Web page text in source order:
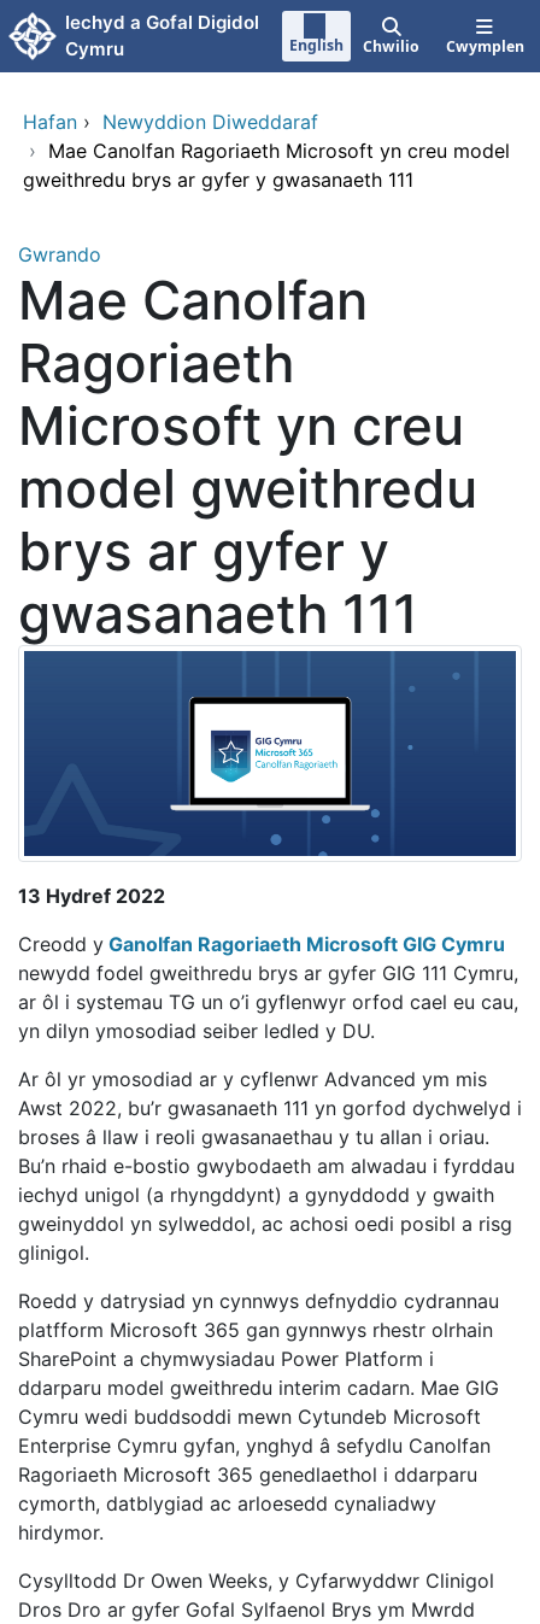
Neidio i'r prif gynnwy
Iechyd a Gofal Digidol
Cymru
English Chwilio Cwymplen
Hafan › Newyddion Diweddaraf
› Mae Canolfan Ragoriaeth Microsoft yn creu model
gweithredu brys ar gyfer y gwasanaeth 111
Gwrando
Mae Canolfan
Ragoriaeth
Microsoft yn creu
model gweithredu
brys ar gyfer y
gwasanaeth 111
13 Hydref 2022
Creodd y Ganolfan Ragoriaeth Microsoft GIG Cymru
newydd fodel gweithredu brys ar gyfer GIG 111 Cymru,
ar ôl i systemau TG un o’i gyflenwyr orfod cael eu cau,
yn dilyn ymosodiad seiber ledled y DU.
Ar ôl yr ymosodiad ar y cyflenwr Advanced ym mis
Awst 2022, bu’r gwasanaeth 111 yn gorfod dychwelyd i
broses â llaw i reoli gwasanaethau y tu allan i oriau.
Bu’n rhaid e-bostio gwybodaeth am alwadau i fyrddau
iechyd unigol (a rhyngddynt) a gynyddodd y gwaith
gweinyddol yn sylweddol, ac achosi oedi posibl a risg
glinigol.
Roedd y datrysiad yn cynnwys defnyddio cydrannau
platfform Microsoft 365 gan gynnwys rhestr olrhain
SharePoint a chymwysiadau Power Platform i
ddarparu model gweithredu interim cadarn. Mae GIG
Cymru wedi buddsoddi mewn Cytundeb Microsoft
Enterprise Cymru gyfan, ynghyd â sefydlu Canolfan
Ragoriaeth Microsoft 365 genedlaethol i ddarparu
cymorth, datblygiad ac arloesedd cynaliadwy
hirdymor.
Cysylltodd Dr Owen Weeks, y Cyfarwyddwr Clinigol
Dros Dro ar gyfer Gofal Sylfaenol Brys ym Mwrdd